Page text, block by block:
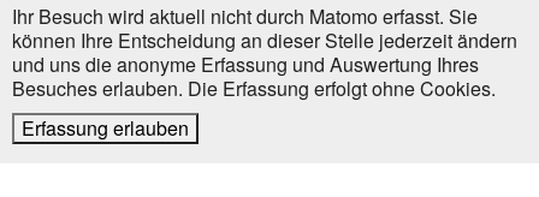
Ihr Besuch wird aktuell nicht durch Matomo erfasst. Sie
können Ihre Entscheidung an dieser Stelle jederzeit ändern
und uns die anonyme Erfassung und Auswertung Ihres
Besuches erlauben. Die Erfassung erfolgt ohne Cookies.
Erfassung erlauben